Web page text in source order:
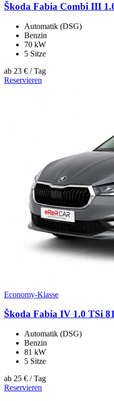
Škoda Fabia Combi III
Automatik (DSG)
Benzin
70 kW
5 Sitze
ab 23 € / Tag
Reservieren
Economy-Klasse
Škoda Fabia IV 1.0 TSi
Automatik (DSG)
Benzin
81 kW
5 Sitze
ab 25 € / Tag
Reservieren